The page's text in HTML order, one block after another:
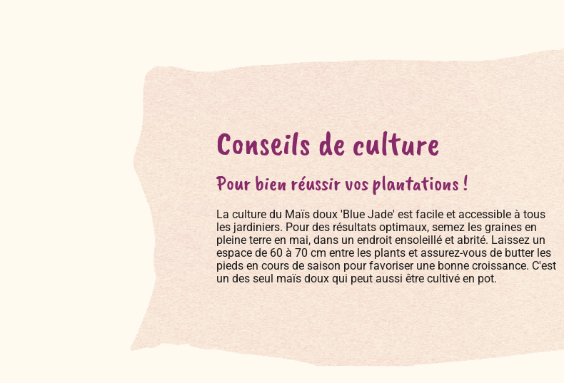
Conseils de culture
Pour bien réussir vos plantations !
La culture du Maïs doux 'Blue Jade' est facile et accessible à tous
les jardiniers. Pour des résultats optimaux, semez les graines en
pleine terre en mai, dans un endroit ensoleillé et abrité. Laissez un
espace de 60 à 70 cm entre les plants et assurez-vous de butter les
pieds en cours de saison pour favoriser une bonne croissance. C'est
un des seul maïs doux qui peut aussi être cultivé en pot.